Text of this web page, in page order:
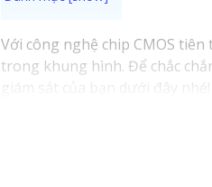
Với công nghệ chip CMOS
trong khung hình. Để chắc
giám sát của bạn dưới đây nhé!